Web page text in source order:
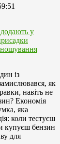
із
як
навіть не
Економія
яка
коли тестуєш
купуєш бензин
для